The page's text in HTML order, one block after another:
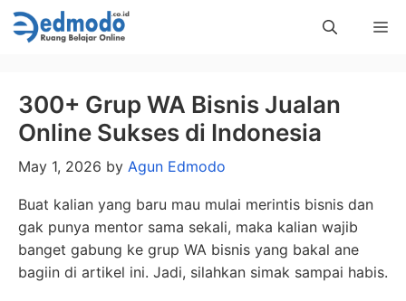
Skip
to
300+ Grup WA Bisnis Jualan
Online Sukses di Indonesia
May 1, 2026 by Agun Edmodo
Buat kalian yang baru mau mulai merintis bisnis dan
gak punya mentor sama sekali, maka kalian wajib
banget gabung ke grup WA bisnis yang bakal ane
bagiin di artikel ini. Jadi, silahkan simak sampai habis.